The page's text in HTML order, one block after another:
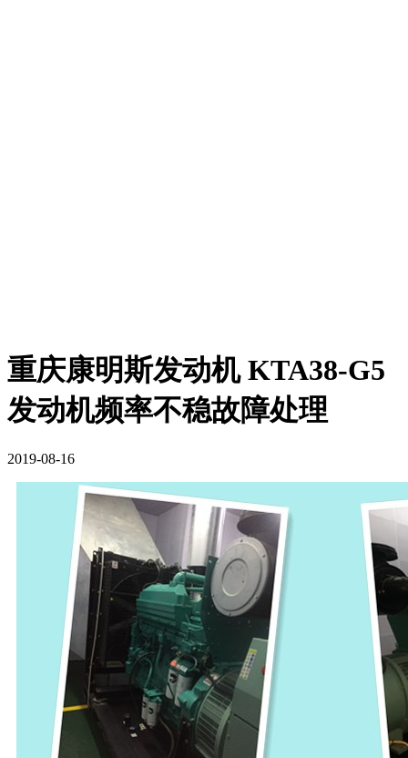
重庆康明斯发动机 KTA38-G5
发动机频率不稳故障处理
2019-08-16